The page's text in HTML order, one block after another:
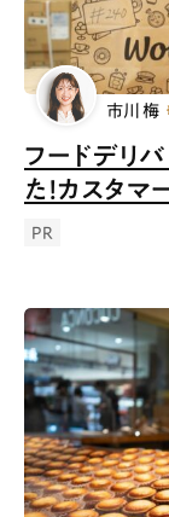
ペコマ
プライバシー
お問合
フードデリ
た！カスタマ
PR
市川 梅